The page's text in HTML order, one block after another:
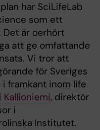
har SciLifeLab
som ett
är oerhört
att ge omfattande
Vi tror att
för Sveriges
framkant inom life
Kallioniemi, direktör
i
Institutet.